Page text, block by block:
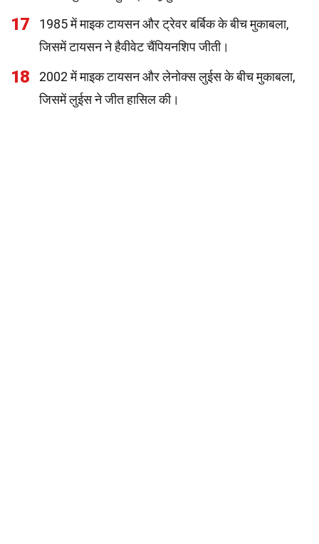
17
1985 में माइक टायसन और ट्रेवर बर्बिक के बीच मुकाबला,
जिसमें टायसन ने हैवीवेट चैंपियनशिप जीती।
18
2002 में माइक टायसन और लेनोक्स लुईस के बीच मुकाबला,
जिसमें लुईस ने जीत हासिल की।